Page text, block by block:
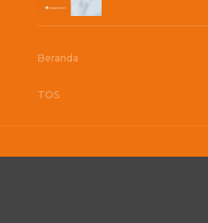
Beranda
TOS